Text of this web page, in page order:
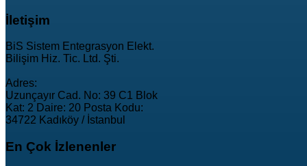
İletişim
BiS Sistem Entegrasyon Elekt.
Bilişim Hiz. Tic. Ltd. Şti.
Adres:
Uzunçayır Cad. No: 39 C1 Blok
Kat: 2 Daire: 20 Posta Kodu:
34722 Kadıköy / İstanbul
En Çok İzlenenler